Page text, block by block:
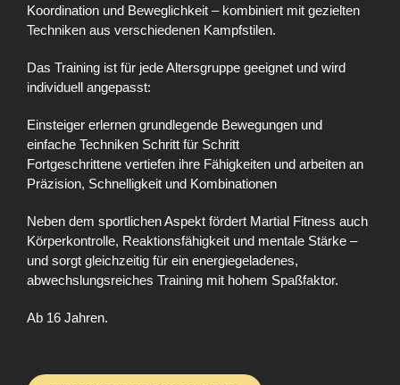
Koordination und Beweglichkeit – kombiniert mit gezielten
Techniken aus verschiedenen Kampfstilen.
Das Training ist für jede Altersgruppe geeignet und wird
individuell angepasst:
Einsteiger erlernen grundlegende Bewegungen und
einfache Techniken Schritt für Schritt
Fortgeschrittene vertiefen ihre Fähigkeiten und arbeiten an
Präzision, Schnelligkeit und Kombinationen
Neben dem sportlichen Aspekt fördert Martial Fitness auch
Körperkontrolle, Reaktionsfähigkeit und mentale Stärke –
und sorgt gleichzeitig für ein energiegeladenes,
abwechslungsreiches Training mit hohem Spaßfaktor.
Ab 16 Jahren.